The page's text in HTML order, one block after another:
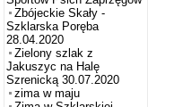
Zbójeckie Skały -
Szklarska Poręba
28.04.2020
Zielony szlak z
Jakuszyc na Halę
Szrenicką 30.07.2020
zima w maju